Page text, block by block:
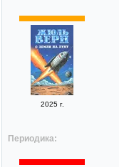
2025 г.
Периодика: